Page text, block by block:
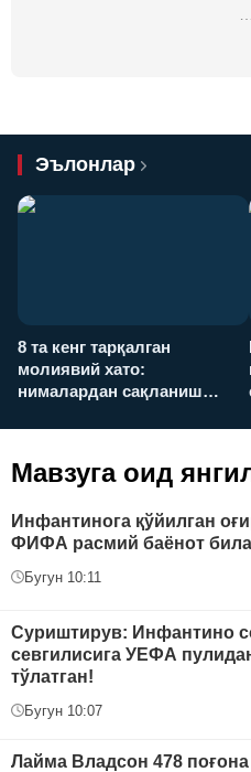
Эълонлар
8 та кенг тарқалган
молиявий хато:
нималардан сақланиш
Мавзуга оид
Инфантинога қўйилган
ФИФА расмий баёнот
Бугун 10:11
Суриштирув: Инфантино
севгилисига УЕФА
тўлатган!
Бугун 10:07
Лайма Владсон 478